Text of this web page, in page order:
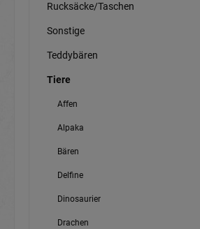
Rucksäcke/Taschen
Sonstige
Teddybären
Tiere
Affen
Alpaka
Bären
Delfine
Dinosaurier
Drachen